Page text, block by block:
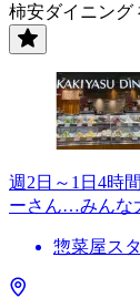
柿安ダイニング
週2日～1日4時
ーさん…みんな
惣菜屋ス